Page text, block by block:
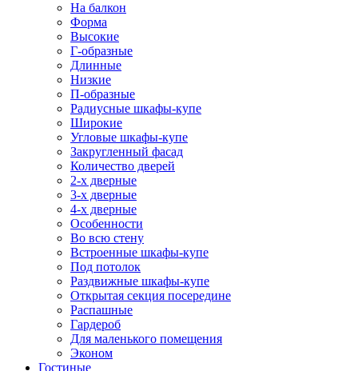
На балкон
Форма
Высокие
Г-образные
Длинные
Низкие
П-образные
Радиусные шкафы-купе
Широкие
Угловые шкафы-купе
Закругленный фасад
Количество дверей
2-х дверные
3-х дверные
4-х дверные
Особенности
Во всю стену
Встроенные шкафы-купе
Под потолок
Раздвижные шкафы-купе
Открытая секция посередине
Распашные
Гардероб
Для маленького помещения
Эконом
Гостиные